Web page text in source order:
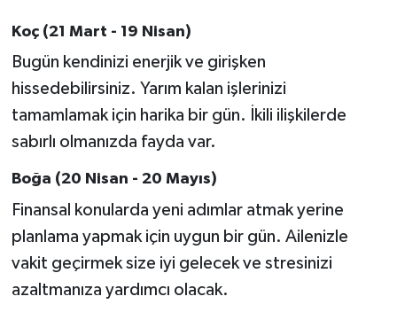
Koç (21 Mart - 19 Nisan)
Bugün kendinizi enerjik ve girişken
hissedebilirsiniz. Yarım kalan işlerinizi
tamamlamak için harika bir gün. İkili ilişkilerde
sabırlı olmanızda fayda var.
Boğa (20 Nisan - 20 Mayıs)
Finansal konularda yeni adımlar atmak yerine
planlama yapmak için uygun bir gün. Ailenizle
vakit geçirmek size iyi gelecek ve stresinizi
azaltmanıza yardımcı olacak.
MAGAZİN
MANŞET
Manyas
OLAY
OTOMOTİV